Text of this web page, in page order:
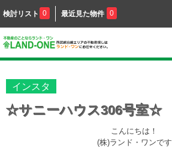
検討リスト 0 最近見た物件 0
インスタ
☆サニーハウス306号室☆
こんにちは！
(株)ランド・ワンです